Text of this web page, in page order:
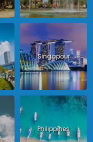
Singapour
Philippines